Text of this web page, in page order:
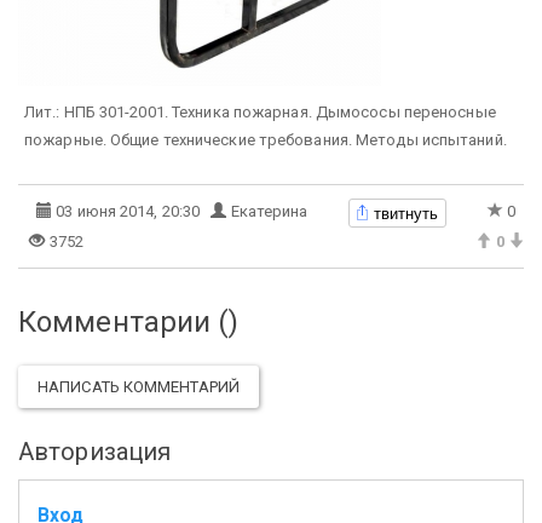
Лит.: НПБ 301-2001. Техника пожарная. Дымососы переносные
пожарные. Общие технические требования. Методы испытаний.
03 июня 2014, 20:30 Екатерина твитнуть
0
3752
0
Комментарии ()
НАПИСАТЬ КОММЕНТАРИЙ
Авторизация
Вход